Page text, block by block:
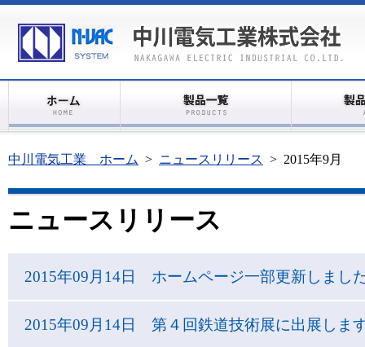
中川電気工業 ホーム > ニュースリリース > 2015年9月
ニュースリリース
2015年09月14日 ホームページ一部更新しまし
2015年09月14日 第４回鉄道技術展に出展しま